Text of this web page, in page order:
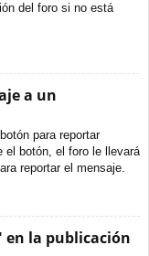
del foro si no está
a un
para reportar
el botón, el foro le llevará
reportar el mensaje.
en la publicación